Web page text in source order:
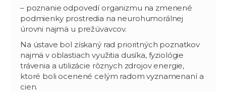
– poznanie odpovedí organizmu na zmenené
podmienky prostredia na neurohumorálnej
úrovni najmä u prežúvavcov.
Na ústave bol získaný rad prioritných poznatkov
najmä v oblastiach využitia dusíka, fyziológie
trávenia a utilizácie rôznych zdrojov energie,
ktoré boli ocenené celým radom vyznamenaní a
cien.